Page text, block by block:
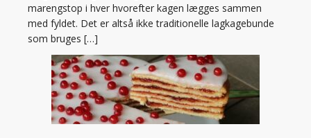
marengstop i hver hvorefter kagen lægges sammen
med fyldet. Det er altså ikke traditionelle lagkagebunde
som bruges […]